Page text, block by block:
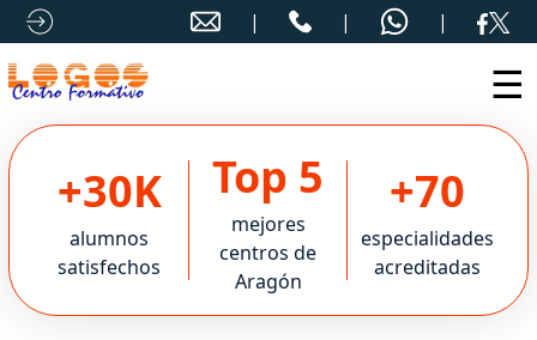
☰
+30K
alumnos
satisfechos
Top 5
mejores
centros de
Aragón
+70
especialidades
acreditadas